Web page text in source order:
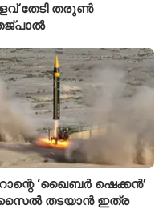
തേടി തരുണ്‍
‘ഖൈബർ ഷെക്കൻ’
തടയാൻ ഇത്ര